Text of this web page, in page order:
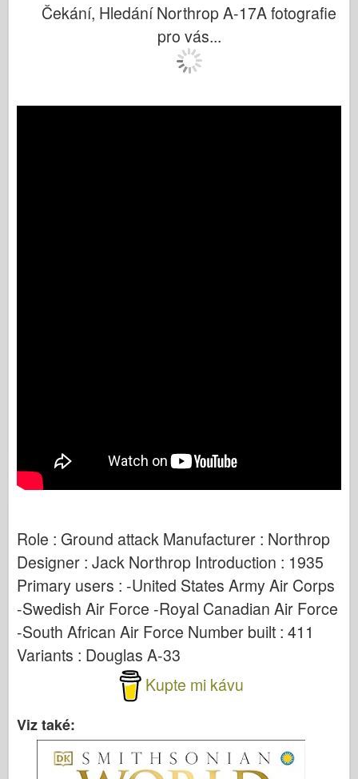
Čekání, Hledání Northrop A-17A fotografie
pro vás...
Role : Ground attack Manufacturer : Northrop
Designer : Jack Northrop Introduction : 1935
Primary users : -United States Army Air Corps
-Swedish Air Force -Royal Canadian Air Force
-South African Air Force Number built : 411
Variants : Douglas A-33
Kupte mi kávu
Viz také: